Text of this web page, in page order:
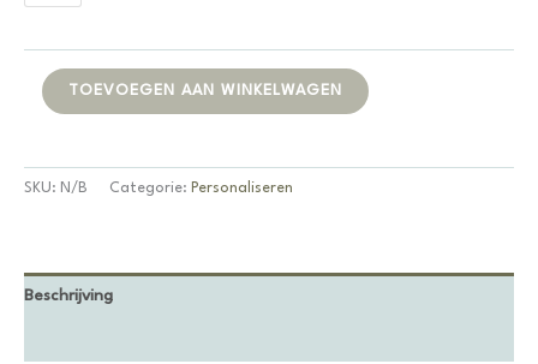
Toilettas
TOEVOEGEN AAN WINKELWAGEN
SKU: N/B Categorie: Personaliseren
Beschrijving